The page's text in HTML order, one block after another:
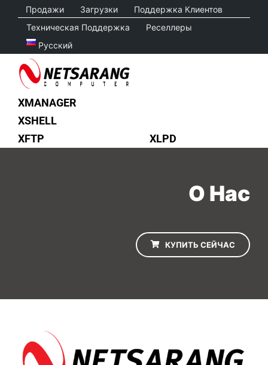
content
Продажи Загрузки
Поддержка Клиентов
Техническая Поддержка
Реселлеры
Русский
XMANAGER
XSHELL
XFTP
XLPD
О Нас
КУПИТЬ СЕЙЧАС